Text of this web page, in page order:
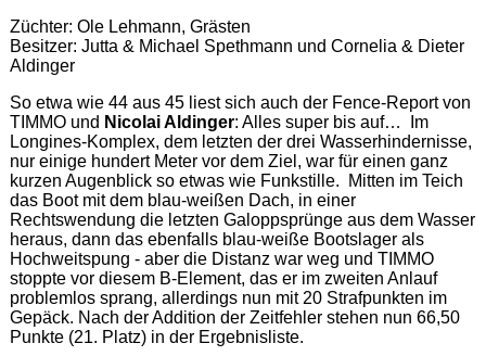
Züchter: Ole Lehmann, Grästen
Besitzer: Jutta & Michael Spethmann und Cornelia & Dieter
Aldinger
So etwa wie 44 aus 45 liest sich auch der Fence-Report von
TIMMO und Nicolai Aldinger: Alles super bis auf… Im
Longines-Komplex, dem letzten der drei Wasserhindernisse,
nur einige hundert Meter vor dem Ziel, war für einen ganz
kurzen Augenblick so etwas wie Funkstille. Mitten im Teich
das Boot mit dem blau-weißen Dach, in einer
Rechtswendung die letzten Galoppsprünge aus dem Wasser
heraus, dann das ebenfalls blau-weiße Bootslager als
Hochweitspung - aber die Distanz war weg und TIMMO
stoppte vor diesem B-Element, das er im zweiten Anlauf
problemlos sprang, allerdings nun mit 20 Strafpunkten im
Gepäck. Nach der Addition der Zeitfehler stehen nun 66,50
Punkte (21. Platz) in der Ergebnisliste.